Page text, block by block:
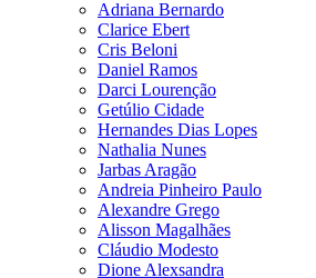
Adriana Bernardo
Clarice Ebert
Cris Beloni
Daniel Ramos
Darci Lourenção
Getúlio Cidade
Hernandes Dias Lopes
Nathalia Nunes
Jarbas Aragão
Andreia Pinheiro Paulo
Alexandre Grego
Alisson Magalhães
Cláudio Modesto
Dione Alexsandra